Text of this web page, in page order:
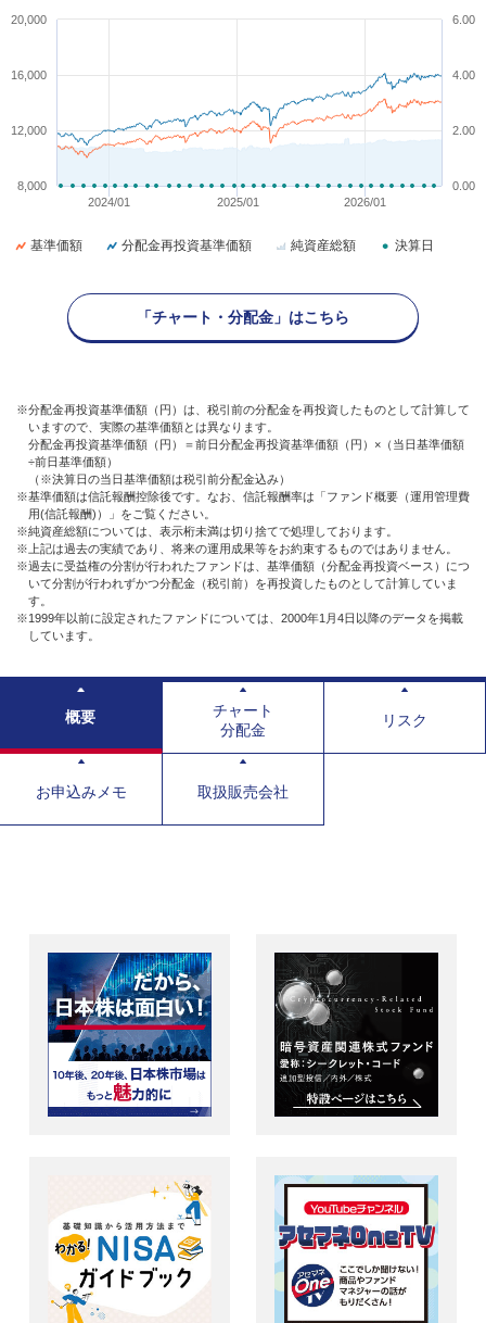
2024/01 2025/01 2026/01
8,000
12,000
16,000
20,000
0.00
2.00
4.00
6.00
基準価額 分配金再投資基準価額 純資産総額 決算日
「チャート・分配金」はこちら
※分配金再投資基準価額（円）は、税引前の分配金を再投資したものとして計算して
いますので、実際の基準価額とは異なります。
分配金再投資基準価額（円）＝前日分配金再投資基準価額（円）×（当日基準価額
÷前日基準価額）
（※決算日の当日基準価額は税引前分配金込み）
※基準価額は信託報酬控除後です。なお、信託報酬率は「ファンド概要（運用管理費
用(信託報酬)）」をご覧ください。
※純資産総額については、表示桁未満は切り捨てで処理しております。
※上記は過去の実績であり、将来の運用成果等をお約束するものではありません。
※過去に受益権の分割が行われたファンドは、基準価額（分配金再投資ベース）につ
いて分割が行われずかつ分配金（税引前）を再投資したものとして計算していま
す。
※1999年以前に設定されたファンドについては、2000年1月4日以降のデータを掲載
しています。
概要
チャート
分配金
リスク
お申込みメモ 取扱販売会社